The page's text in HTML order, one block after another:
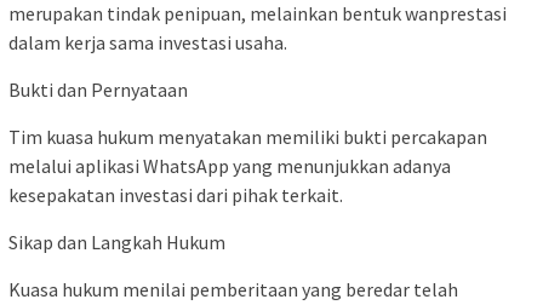
merupakan tindak penipuan, melainkan bentuk wanprestasi
dalam kerja sama investasi usaha.
Bukti dan Pernyataan
Tim kuasa hukum menyatakan memiliki bukti percakapan
melalui aplikasi WhatsApp yang menunjukkan adanya
kesepakatan investasi dari pihak terkait.
Sikap dan Langkah Hukum
Kuasa hukum menilai pemberitaan yang beredar telah